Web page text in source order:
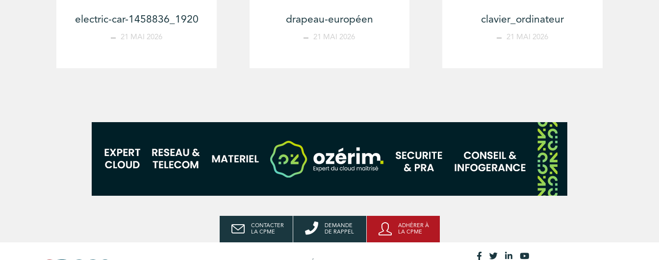
electric-car-1458836_1920
21 MAI 2026
drapeau-européen
21 MAI 2026
clavier_ordinateur
21 MAI 2026
CONTACTER
LA CPME
DEMANDE
DE RAPPEL
ADHÉRER À
LA CPME